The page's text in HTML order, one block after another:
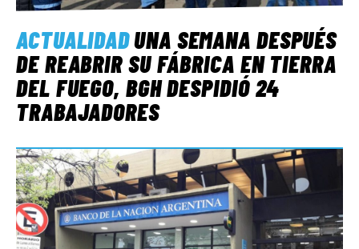
ACTUALIDADUNA SEMANA DESPUÉS
DE REABRIR SU FÁBRICA EN TIERRA
DEL FUEGO, BGH DESPIDIÓ 24
TRABAJADORES